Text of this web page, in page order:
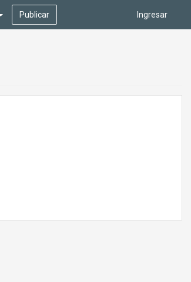
Ingresar
Publicar